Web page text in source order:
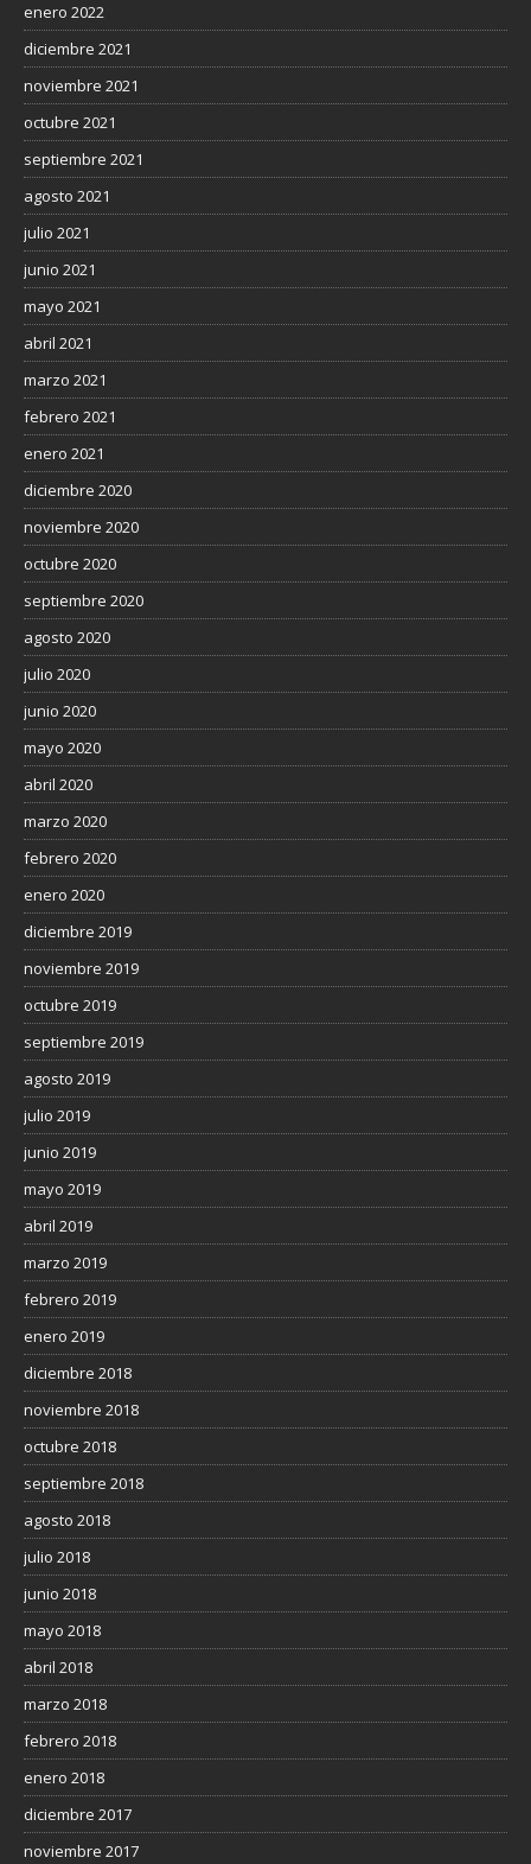
enero 2022
diciembre 2021
noviembre 2021
octubre 2021
septiembre 2021
agosto 2021
julio 2021
junio 2021
mayo 2021
abril 2021
marzo 2021
febrero 2021
enero 2021
diciembre 2020
noviembre 2020
octubre 2020
septiembre 2020
agosto 2020
julio 2020
junio 2020
mayo 2020
abril 2020
marzo 2020
febrero 2020
enero 2020
diciembre 2019
noviembre 2019
octubre 2019
septiembre 2019
agosto 2019
julio 2019
junio 2019
mayo 2019
abril 2019
marzo 2019
febrero 2019
enero 2019
diciembre 2018
noviembre 2018
octubre 2018
septiembre 2018
agosto 2018
julio 2018
junio 2018
mayo 2018
abril 2018
marzo 2018
febrero 2018
enero 2018
diciembre 2017
noviembre 2017